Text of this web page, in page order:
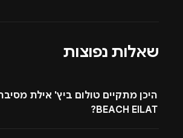
שאלות נפוצות
BEACH EILAT?